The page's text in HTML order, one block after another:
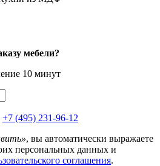
мебели?
10 минут
+7 (495) 231-96-12
, вы автоматически выражаете
персональных данных и
соглашения.